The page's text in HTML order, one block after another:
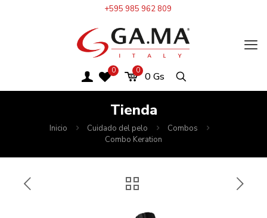
+595 985 962 809
0 0 0Gs
Tienda
Inicio Cuidado del pelo
Combos
Combo Keration